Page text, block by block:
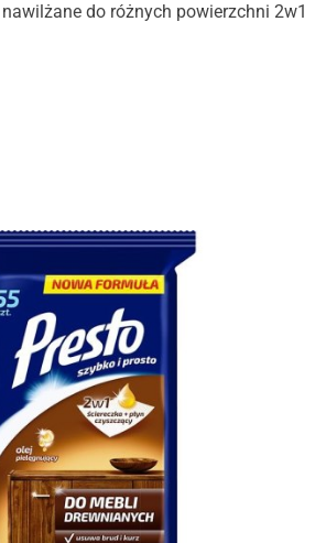
nawilżane do różnych powierzchni 2w1